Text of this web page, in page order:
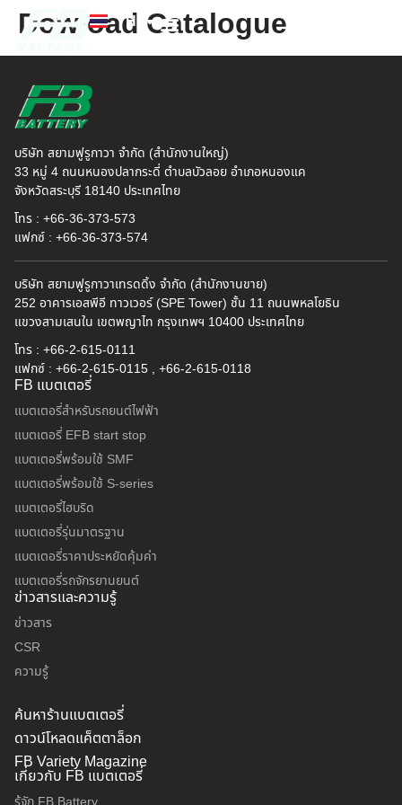
TH
EN
Dowload Catalogue
บริษัท สยามฟูรูกาวา จำกัด (สำนักงานใหญ่)
33 หมู่ 4 ถนนหนองปลากระดี่ ตำบลบัวลอย อำเภอหนองแค
จังหวัดสระบุรี 18140 ประเทศไทย
โทร : +66-36-373-573
แฟกซ์ : +66-36-373-574
บริษัท สยามฟูรูกาวาเทรดดิ้ง จำกัด (สำนักงานขาย)
252 อาคารเอสพีอี ทาวเวอร์ (SPE Tower) ชั้น 11 ถนนพหลโยธิน
แขวงสามเสนใน เขตพญาไท กรุงเทพฯ 10400 ประเทศไทย
โทร : +66-2-615-0111
แฟกซ์ : +66-2-615-0115 , +66-2-615-0118
FB แบตเตอรี่
แบตเตอรี่สำหรับรถยนต์ไฟฟ้า
แบตเตอรี่ EFB start stop
แบตเตอรี่พร้อมใช้ SMF
แบตเตอรี่พร้อมใช้ S-series
แบตเตอรี่ไฮบริด
แบตเตอรี่รุ่นมาตรฐาน
แบตเตอรี่ราคาประหยัดคุ้มค่า
แบตเตอรี่รถจักรยานยนต์
ข่าวสารและความรู้
ข่าวสาร
CSR
ความรู้
ค้นหาร้านแบตเตอรี่
ดาวน์โหลดแค็ตตาล็อก
FB Variety Magazine
เกี่ยวกับ FB แบตเตอรี่